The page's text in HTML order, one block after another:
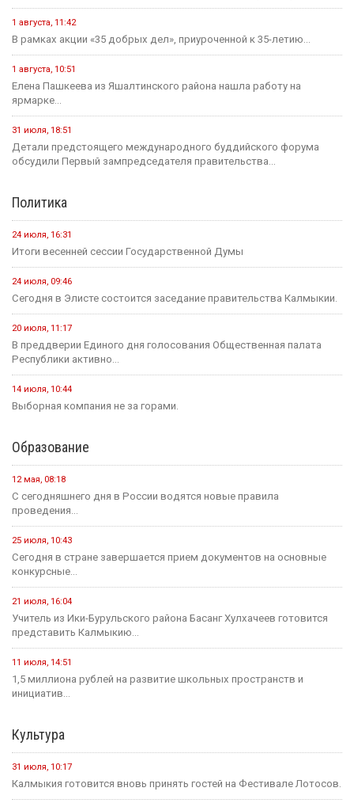
1 августа, 11:42
В рамках акции «35 добрых дел», приуроченной к 35-летию...
1 августа, 10:51
Елена Пашкеева из Яшалтинского района нашла работу на
ярмарке...
31 июля, 18:51
Детали предстоящего международного буддийского форума
обсудили Первый зампредседателя правительства...
Политика
24 июля, 16:31
Итоги весенней сессии Государственной Думы
24 июля, 09:46
Сегодня в Элисте состоится заседание правительства Калмыкии.
20 июля, 11:17
В преддверии Единого дня голосования Общественная палата
Республики активно...
14 июля, 10:44
Выборная компания не за горами.
Образование
12 мая, 08:18
С сегодняшнего дня в России водятся новые правила
проведения...
25 июля, 10:43
Сегодня в стране завершается прием документов на основные
конкурсные...
21 июля, 16:04
Учитель из Ики-Бурульского района Басанг Хулхачеев готовится
представить Калмыкию...
11 июля, 14:51
1,5 миллиона рублей на развитие школьных пространств и
инициатив...
Культура
31 июля, 10:17
Калмыкия готовится вновь принять гостей на Фестивале Лотосов.